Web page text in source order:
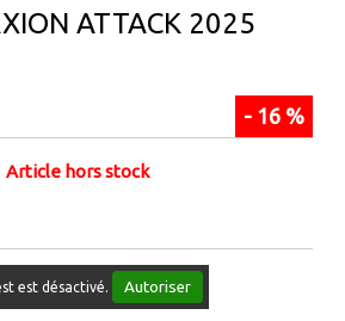
ATTACK 2025
- 16 %
Article hors stock
est désactivé. Autoriser